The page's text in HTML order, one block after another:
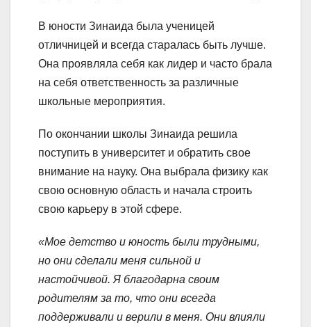
В юности Зинаида была ученицей
отличницей и всегда старалась быть лучше.
Она проявляла себя как лидер и часто брала
на себя ответственность за различные
школьные мероприятия.
По окончании школы Зинаида решила
поступить в университет и обратить свое
внимание на науку. Она выбрала физику как
свою основную область и начала строить
свою карьеру в этой сфере.
«Мое детство и юность были трудными,
но они сделали меня сильной и
настойчивой. Я благодарна своим
родителям за то, что они всегда
поддерживали и верили в меня. Они влияли